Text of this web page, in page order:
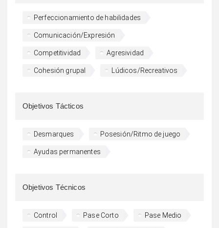
Perfeccionamiento de habilidades
Comunicación/Expresión
Competitividad Agresividad
Cohesión grupal Lúdicos/Recreativos
Objetivos Tácticos
Desmarques Posesión/Ritmo de juego
Ayudas permanentes
Objetivos Técnicos
Control Pase Corto Pase Medio